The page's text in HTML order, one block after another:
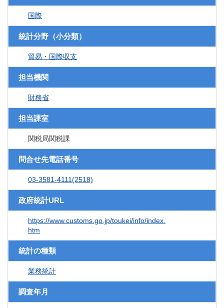
国際
統計分野（小分類）
貿易・国際収支
担当機関
財務省
担当課室
関税局関税課
問合せ先電話番号
03-3581-4111(2518)
政府統計URL
https://www.customs.go.jp/toukei/info/index.
htm
統計の種類
業務統計
調査年月